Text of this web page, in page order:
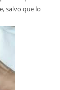
salvo que lo